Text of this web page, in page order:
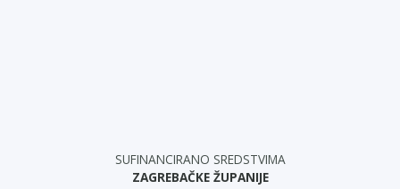
SUFINANCIRANO SREDSTVIMA
ZAGREBAČKE ŽUPANIJE